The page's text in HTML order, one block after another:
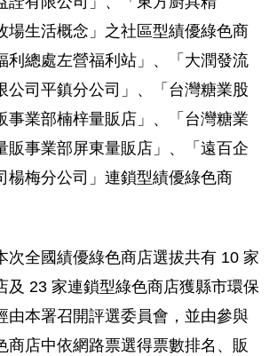
場生活概念」之社區型績優綠色商
利總處左營福利站」、「大潤發流
公司平鎮分公司」、「台灣糖業股
事業部楠梓量販店」、「台灣糖業
販事業部屏東量販店」、「遠百企
楊梅分公司」連鎖型績優綠色商
次全國績優綠色商店選拔共有 10 家
及 23 家連鎖型綠色商店獲縣市環保
由本署召開評選委員會，並由參與
商店中依網路票選得票數排名、販